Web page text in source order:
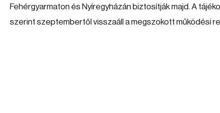
Fehérgyarmaton és Nyíregyházán biztosítják majd. A
szerint szeptembertől visszaáll a megszokott működési